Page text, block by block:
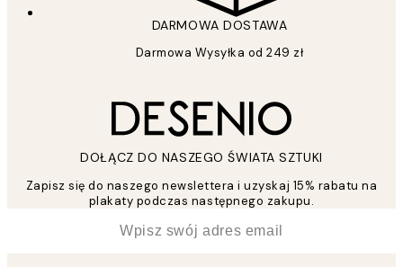
DARMOWA DOSTAWA
Darmowa Wysyłka od 249 zł
DOŁĄCZ DO NASZEGO ŚWIATA SZTUKI
Zapisz się do naszego newslettera i uzyskaj 15% rabatu na
plakaty podczas następnego zakupu.